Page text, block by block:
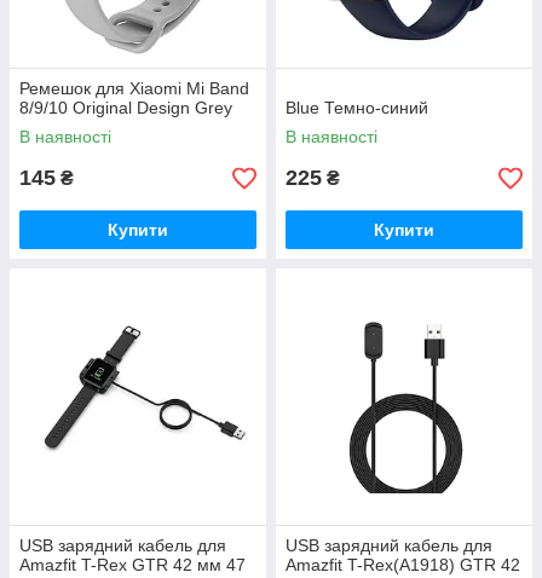
Ремешок для Xiaomi Mi Band
8/9/10 Original Design Grey
В наявності
145 ₴
Купити
Blue Темно-синий
В наявності
225 ₴
Купити
USB зарядний кабель для
Amazfit T-Rex GTR 42 мм 47
USB зарядний кабель для
Amazfit T-Rex(A1918) GTR 42